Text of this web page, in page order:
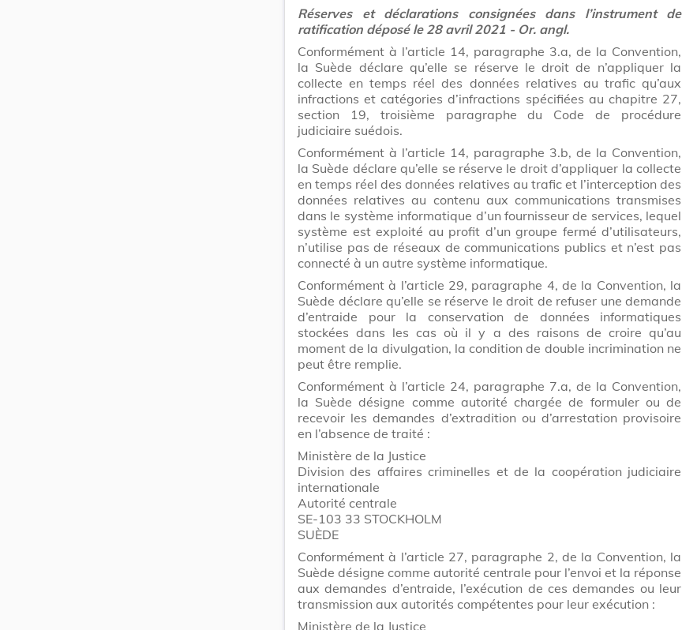
Réserves et déclarations consignées dans l’instrument de
ratification déposé le 28 avril 2021 - Or. angl.
Conformément à l’article 14, paragraphe 3.a, de la Convention,
la Suède déclare qu’elle se réserve le droit de n’appliquer la
collecte en temps réel des données relatives au trafic qu’aux
infractions et catégories d’infractions spécifiées au chapitre 27,
section 19, troisième paragraphe du Code de procédure
judiciaire suédois.
Conformément à l’article 14, paragraphe 3.b, de la Convention,
la Suède déclare qu’elle se réserve le droit d’appliquer la collecte
en temps réel des données relatives au trafic et l’interception des
données relatives au contenu aux communications transmises
dans le système informatique d’un fournisseur de services, lequel
système est exploité au profit d’un groupe fermé d’utilisateurs,
n’utilise pas de réseaux de communications publics et n’est pas
connecté à un autre système informatique.
Conformément à l’article 29, paragraphe 4, de la Convention, la
Suède déclare qu’elle se réserve le droit de refuser une demande
d’entraide pour la conservation de données informatiques
stockées dans les cas où il y a des raisons de croire qu’au
moment de la divulgation, la condition de double incrimination ne
peut être remplie.
Conformément à l’article 24, paragraphe 7.a, de la Convention,
la Suède désigne comme autorité chargée de formuler ou de
recevoir les demandes d’extradition ou d’arrestation provisoire
en l’absence de traité :
Ministère de la Justice
Division des affaires criminelles et de la coopération judiciaire
internationale
Autorité centrale
SE-103 33 STOCKHOLM
SUÈDE
Conformément à l’article 27, paragraphe 2, de la Convention, la
Suède désigne comme autorité centrale pour l’envoi et la réponse
aux demandes d’entraide, l’exécution de ces demandes ou leur
transmission aux autorités compétentes pour leur exécution :
Ministère de la Justice